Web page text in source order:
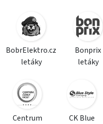
BobrElektro.cz
letáky
Bonprix
letáky
Centrum CK Blue